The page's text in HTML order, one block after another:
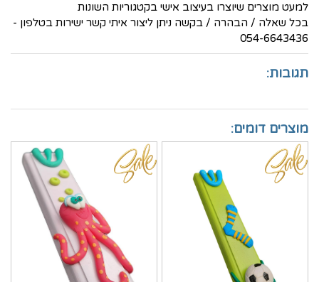
למעט מוצרים שיוצרו בעיצוב אישי בקטגוריות השונות
בכל שאלה / הבהרה / בקשה ניתן ליצור איתי קשר ישירות בטלפון -
054-6643436
תגובות:
מוצרים דומים: